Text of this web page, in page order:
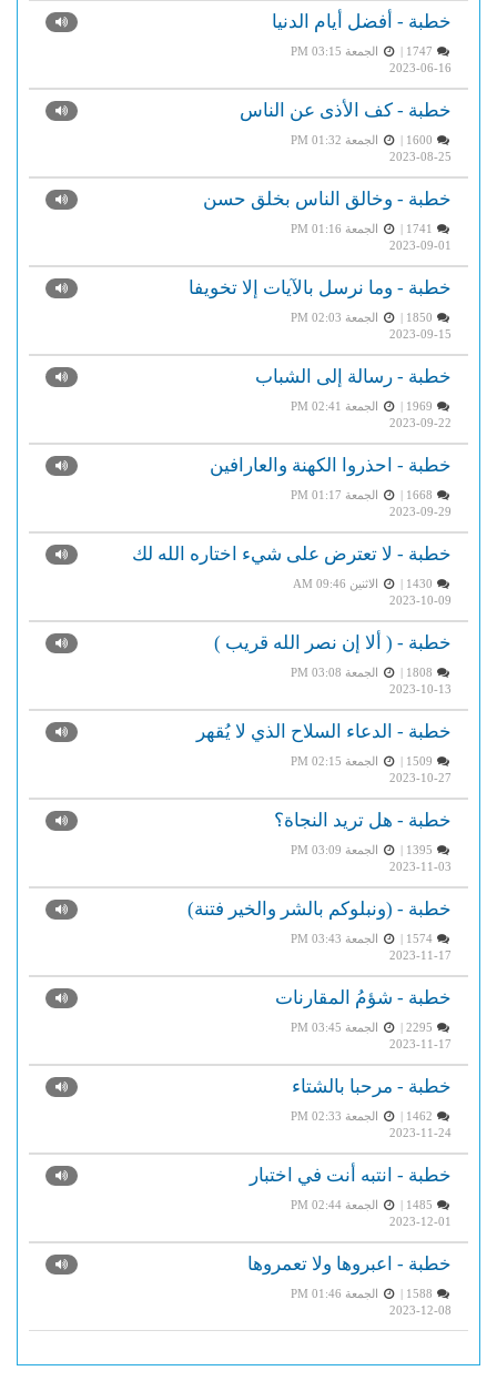
خطبة - أفضل أيام الدنيا
الجمعة PM 03:15
2023-06-16
خطبة - كف الأذى عن الناس
الجمعة PM 01:32
2023-08-25
خطبة - وخالق الناس بخلق حسن
الجمعة PM 01:16
2023-09-01
خطبة - وما نرسل بالآيات إلا تخويفا
الجمعة PM 02:03
2023-09-15
خطبة - رسالة إلى الشباب
الجمعة PM 02:41
2023-09-22
خطبة - احذروا الكهنة والعارافين
الجمعة PM 01:17
2023-09-29
خطبة - لا تعترض على شيء اختاره الله لك
الاثنين AM 09:46
2023-10-09
خطبة - ( ألا إن نصر الله قريب )
الجمعة PM 03:08
2023-10-13
خطبة - الدعاء السلاح الذي لا يُقهر
الجمعة PM 02:15
2023-10-27
خطبة - هل تريد النجاة؟
الجمعة PM 03:09
2023-11-03
خطبة - (ونبلوكم بالشر والخير فتنة)
1574 |
الجمعة PM 03:43
2023-11-17
خطبة - شؤمُ المقارنات
الجمعة PM 03:45
2023-11-17
خطبة - مرحبا بالشتاء
الجمعة PM 02:33
2023-11-24
خطبة - انتبه أنت في اختبار
الجمعة PM 02:44
2023-12-01
خطبة - اعبروها ولا تعمروها
الجمعة PM 01:46
2023-12-08